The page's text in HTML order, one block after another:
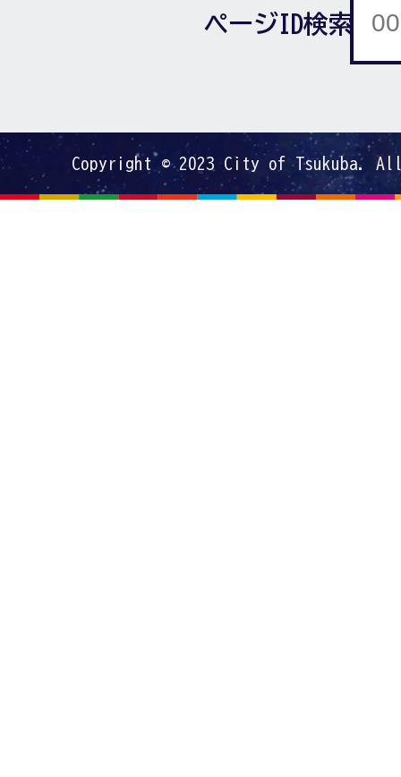
ページID検索
Copyright © 2023 City of Tsukuba.